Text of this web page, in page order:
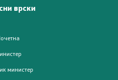
врски
министер